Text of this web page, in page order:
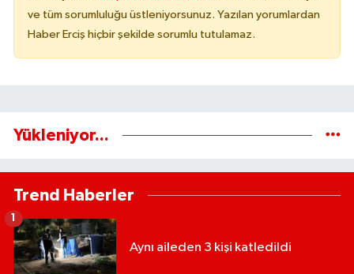
ve tüm sorumluluğu üstleniyorsunuz. Yazılan yorumlardan
Haber Erciş hiçbir şekilde sorumlu tutulamaz.
Yükleniyor...
Trend Haberler
Aynı aileden 3 kişi katledildi